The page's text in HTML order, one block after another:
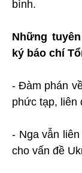
bình.
Những
ký báo chí
- Đàm phán
phức tạp, liên
- Nga vẫn
cho vấn đề